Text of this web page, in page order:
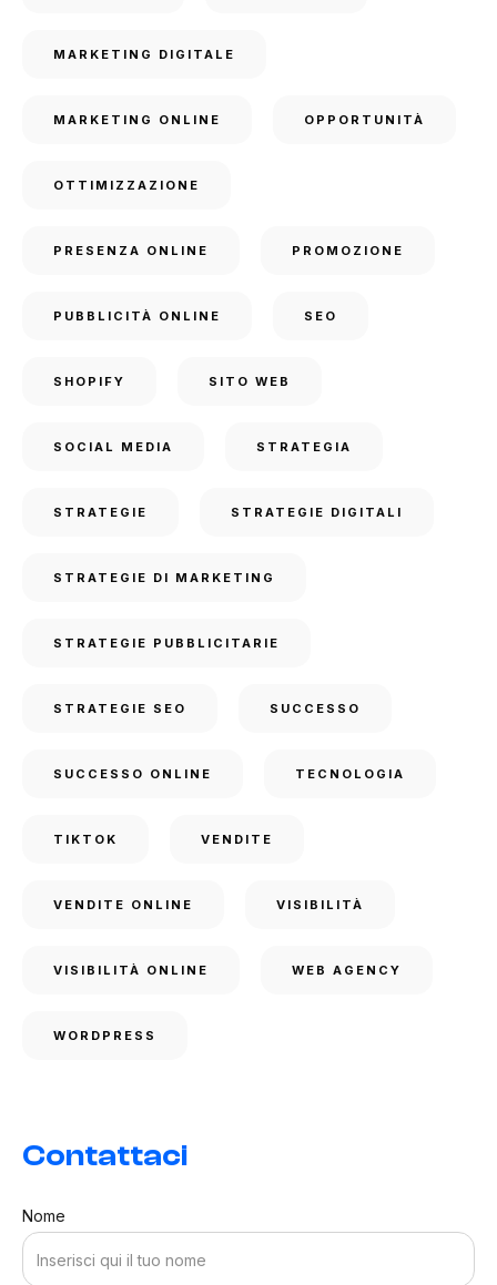
MARKETING DIGITALE
MARKETING ONLINE OPPORTUNITÀ
OTTIMIZZAZIONE
PRESENZA ONLINE PROMOZIONE
PUBBLICITÀ ONLINE SEO
SHOPIFY SITO WEB
SOCIAL MEDIA STRATEGIA
STRATEGIE STRATEGIE DIGITALI
STRATEGIE DI MARKETING
STRATEGIE PUBBLICITARIE
STRATEGIE SEO SUCCESSO
SUCCESSO ONLINE TECNOLOGIA
TIKTOK VENDITE
VENDITE ONLINE VISIBILITÀ
VISIBILITÀ ONLINE WEB AGENCY
WORDPRESS
Contattaci
Nome